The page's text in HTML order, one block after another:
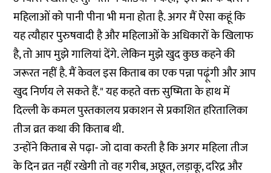
महिलाओं को पानी पीना भी मना होता है. अगर मैं ऐसा कहूं कि
यह त्यौहार पुरुषवादी है और महिलाओं के अधिकारों के खिलाफ
है, तो आप मुझे गालियां देंगे. लेकिन मुझे खुद कुछ कहने की
जरूरत नहीं है. मैं केवल इस किताब का एक पन्ना पढ़ूंगी और आप
खुद निर्णय ले सकते हैं." यह कहते वक्त सुष्मिता के हाथ में
दिल्ली के कमल पुस्तकालय प्रकाशन से प्रकाशित हरितालिका
तीज व्रत कथा की किताब थी.
उन्होंने किताब से पढ़ा- जो दावा करती है कि अगर महिला तीज
के दिन व्रत नहीं रखेगी तो वह गरीब, अछूत, लड़ाकू, दरिद्र और